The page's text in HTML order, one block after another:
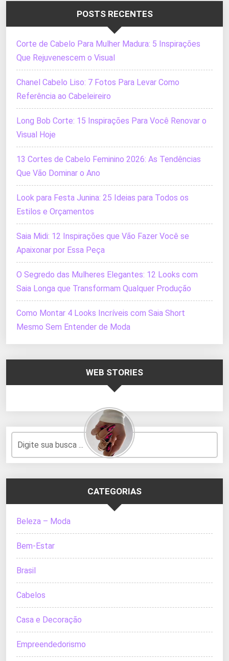
POSTS RECENTES
Corte de Cabelo Para Mulher Madura: 5 Inspirações
Que Rejuvenescem o Visual
Chanel Cabelo Liso: 7 Fotos Para Levar Como
Referência ao Cabeleireiro
Long Bob Corte: 15 Inspirações Para Você Renovar o
Visual Hoje
13 Cortes de Cabelo Feminino 2026: As Tendências
Que Vão Dominar o Ano
Look para Festa Junina: 25 Ideias para Todos os
Estilos e Orçamentos
Saia Midi: 12 Inspirações que Vão Fazer Você se
Apaixonar por Essa Peça
O Segredo das Mulheres Elegantes: 12 Looks com
Saia Longa que Transformam Qualquer Produção
Como Montar 4 Looks Incríveis com Saia Short
Mesmo Sem Entender de Moda
WEB STORIES
CATEGORIAS
Beleza – Moda
Bem-Estar
Brasil
Cabelos
Casa e Decoração
Empreendedorismo